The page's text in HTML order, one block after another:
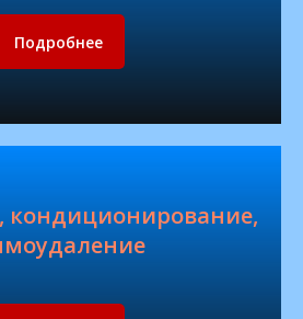
Подробнее
кондиционирование,